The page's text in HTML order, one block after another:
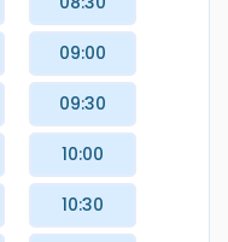
09:00
09:30
10:00
10:30